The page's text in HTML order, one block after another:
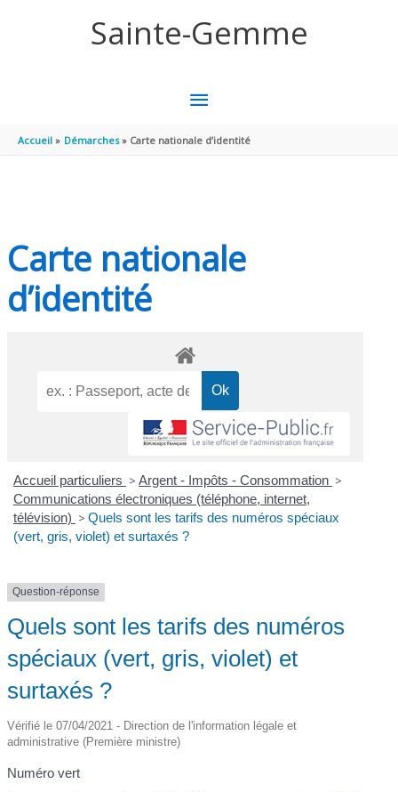
Sainte-Gemme
MENU
PRINCIPAL
Accueil Démarches Carte nationale d’identité
Carte nationale
d’identité
Accueil particuliers > Argent - Impôts - Consommation >
Communications électroniques (téléphone, internet,
télévision) > Quels sont les tarifs des numéros spéciaux
(vert, gris, violet) et surtaxés ?
Question-réponse
Quels sont les tarifs des numéros
spéciaux (vert, gris, violet) et
surtaxés ?
Vérifié le 07/04/2021 - Direction de l'information légale et
administrative (Première ministre)
Numéro vert